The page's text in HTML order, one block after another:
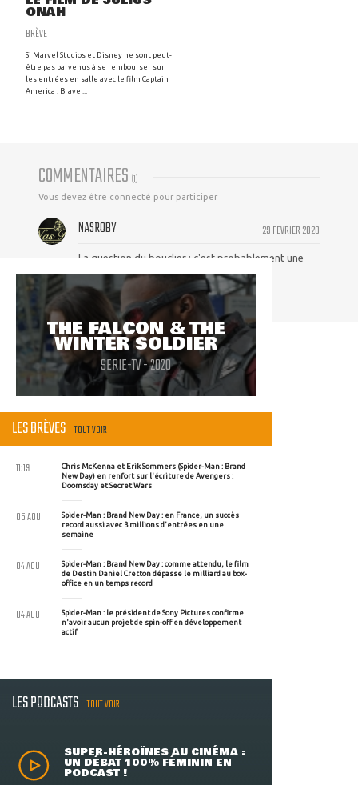
ONAH
BRÈVE
Si Marvel Studios et Disney ne sont peut-
être pas parvenus à se rembourser sur
les entrées en salle avec le film Captain
America : Brave ...
COMMENTAIRES (1)
Vous devez être connecté pour participer
29 FEVRIER 2020
NASROBY
La question du bouclier : c'est probablement une
THE FALCON & THE
WINTER SOLDIER
SERIE-TV - 2020
LES BRÈVES TOUT VOIR
Chris McKenna et Erik Sommers (Spider-Man : Brand
New Day) en renfort sur l'écriture de Avengers :
Doomsday et Secret Wars
11:19
Spider-Man : Brand New Day : en France, un succès
record aussi avec 3 millions d'entrées en une
semaine
05 AOU
Spider-Man : Brand New Day : comme attendu, le film
de Destin Daniel Cretton dépasse le milliard au box-
office en un temps record
04 AOU
Spider-Man : le président de Sony Pictures confirme
n'avoir aucun projet de spin-off en développement
actif
04 AOU
LES PODCASTS TOUT VOIR
SUPER-HÉROÏNES AU CINÉMA :
UN DÉBAT 100% FÉMININ EN
PODCAST !